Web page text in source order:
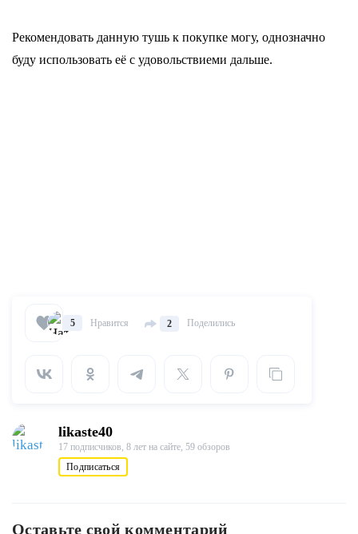
Рекомендовать данную тушь к покупке могу, однозначно
буду использовать её с удовольствиеми дальше.
5 Нравится 2 Поделились
likaste40
17 подписчиков, 8 лет на сайте, 59 обзоров
Подписаться
Оставьте свой комментарий